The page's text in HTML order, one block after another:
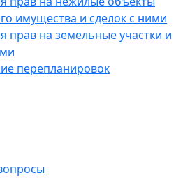
имущества и сделок с ними
прав на земельные участки и
перепланировок